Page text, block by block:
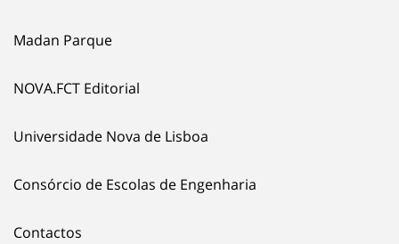
Madan Parque
NOVA.FCT Editorial
Universidade Nova de Lisboa
Consórcio de Escolas de Engenharia
Contactos